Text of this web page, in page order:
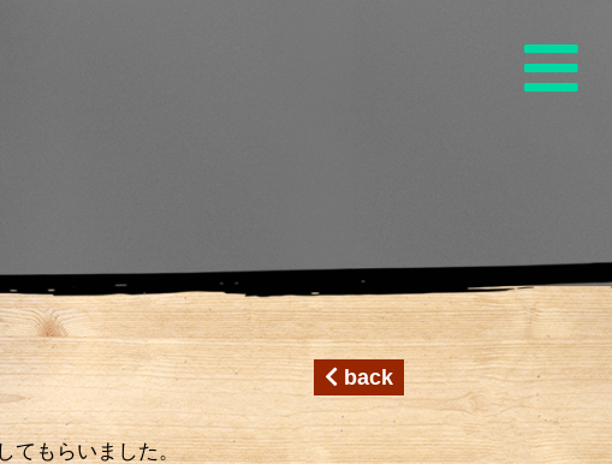
back
てもらいました。